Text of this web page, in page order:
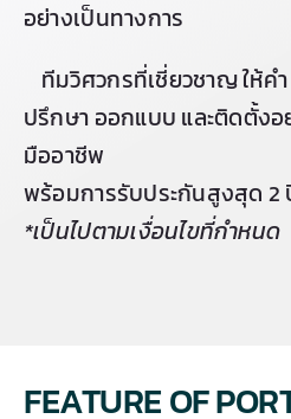
อย่างเป็นทางการ
ทีมวิศวกรที่เชี่ยวชาญ ให้คำ
ปรึกษา ออกแบบ และติดตั้งอ
มืออาชีพ
พร้อมการรับประกันสูงสุด 2
*เป็นไปตามเงื่อนไขที่กำหนด
FEATURE OF